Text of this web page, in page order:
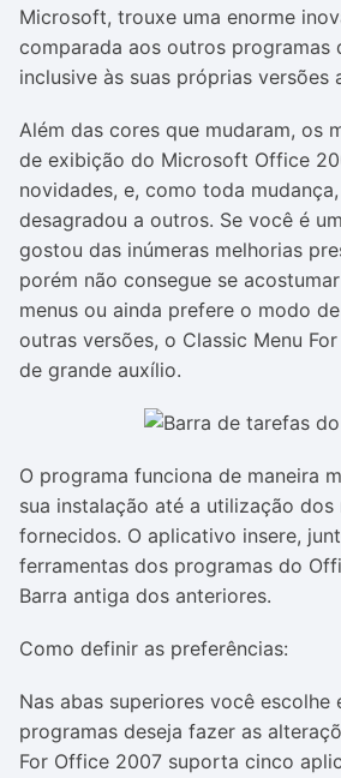
Microsoft, trouxe uma enorme
comparada aos outros programas
inclusive às suas próprias versões
Além das cores que mudaram, os
de exibição do Microsoft Office
novidades, e, como toda
desagradou a outros. Se você é
gostou das inúmeras melhorias
porém não consegue se
menus ou ainda prefere o modo
outras versões, o Classic Menu
de grande auxílio.
O programa funciona de maneira
sua instalação até a utilização dos
fornecidos. O aplicativo insere,
ferramentas dos programas do
Barra antiga dos anteriores.
Como definir as preferências:
Nas abas superiores você escolhe
programas deseja fazer as
For Office 2007 suporta cinco